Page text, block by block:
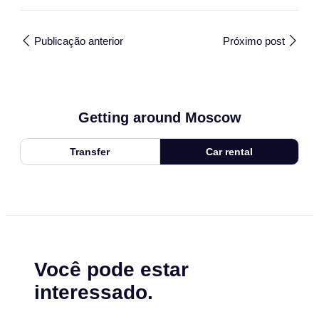
Publicação anterior Próximo post
Getting around Moscow
Transfer Car rental
Você pode estar
interessado.